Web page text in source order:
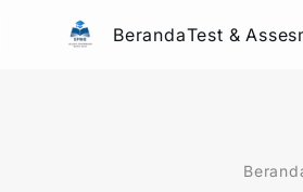
BerandaTest &